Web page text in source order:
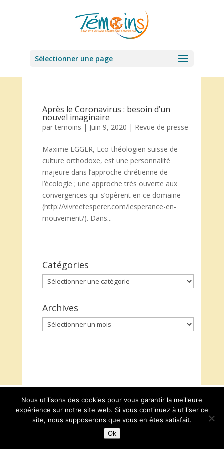
Sélectionner une page
Après le Coronavirus : besoin d’un
nouvel imaginaire
partemoins | Juin 9, 2020 | Revue de presse
Maxime EGGER, Eco-théologien suisse de
culture orthodoxe, est une personnalité
majeure dans l’approche chrétienne de
l’écologie ; une approche très ouverte aux
convergences qui s’opèrent en ce domaine
(http://vivreetesperer.com/lesperance-en-
mouvement/). Dans...
Catégories
Catégories
Archives
Archives
Nous utilisons des cookies pour vous garantir la meilleure
expérience sur notre site web. Si vous continuez à utiliser ce
site, nous supposerons que vous en êtes satisfait.
Ok